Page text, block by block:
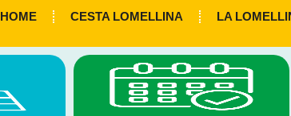
HOME CESTA LOMELLINA LA